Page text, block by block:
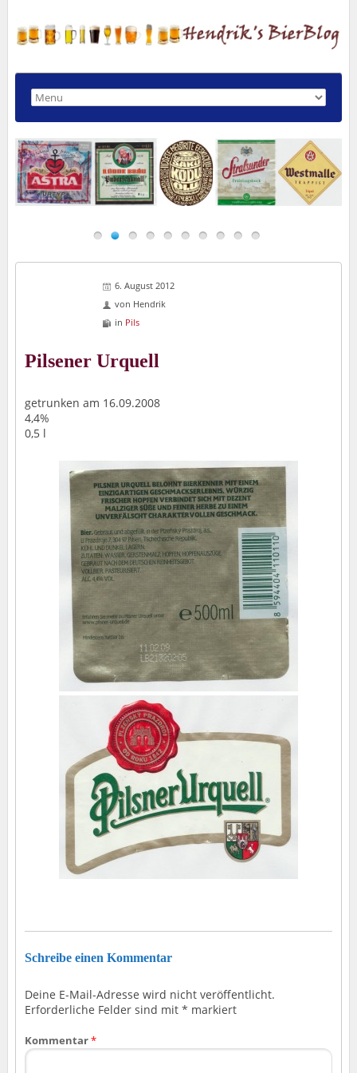
6. August 2012
von Hendrik
in Pils
Pilsener Urquell
getrunken am 16.09.2008
4,4%
0,5 l
Schreibe einen Kommentar
Deine E-Mail-Adresse wird nicht veröffentlicht.
Erforderliche Felder sind mit * markiert
Kommentar*